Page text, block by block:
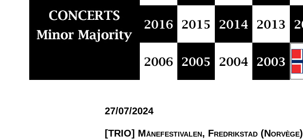
27/07/2024
[TRIO] Månefestivalen, Fredrikstad (Norvège)